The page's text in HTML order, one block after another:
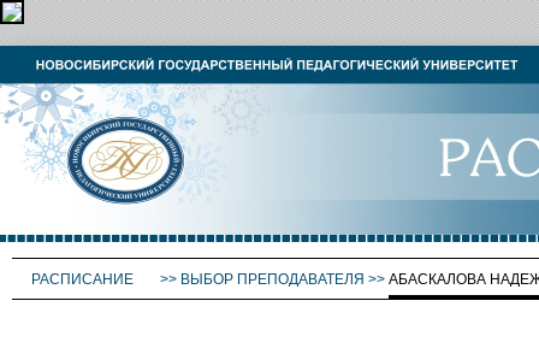
РАСПИСАНИЕ >> ВЫБОР ПРЕПОДАВАТЕЛЯ >> АБАСКАЛОВА